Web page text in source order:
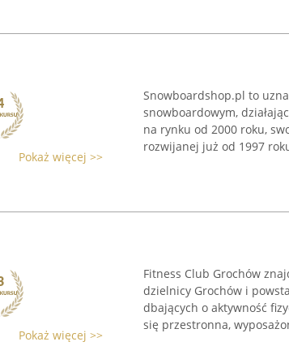
Pokaż więcej >>
Snowboardshop.pl to
snowboardowym,
na rynku od 2000 roku,
rozwijanej już od 1997
Pokaż więcej >>
Fitness Club Grochów
dzielnicy Grochów i
dbających o aktywność
się przestronna,